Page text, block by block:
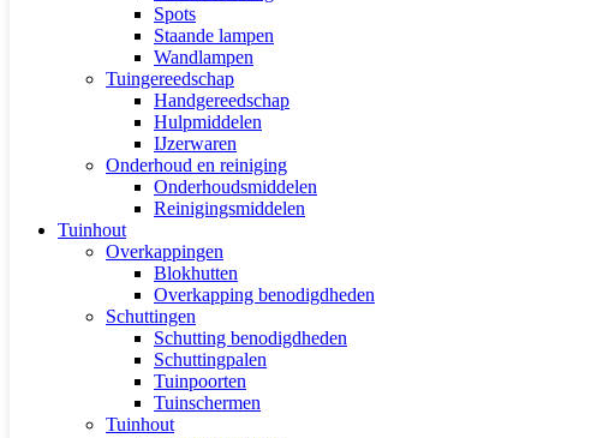
Spots
Staande lampen
Wandlampen
Tuingereedschap
Handgereedschap
Hulpmiddelen
IJzerwaren
Onderhoud en reiniging
Onderhoudsmiddelen
Reinigingsmiddelen
Tuinhout
Overkappingen
Blokhutten
Overkapping benodigdheden
Schuttingen
Schutting benodigdheden
Schuttingpalen
Tuinpoorten
Tuinschermen
Tuinhout